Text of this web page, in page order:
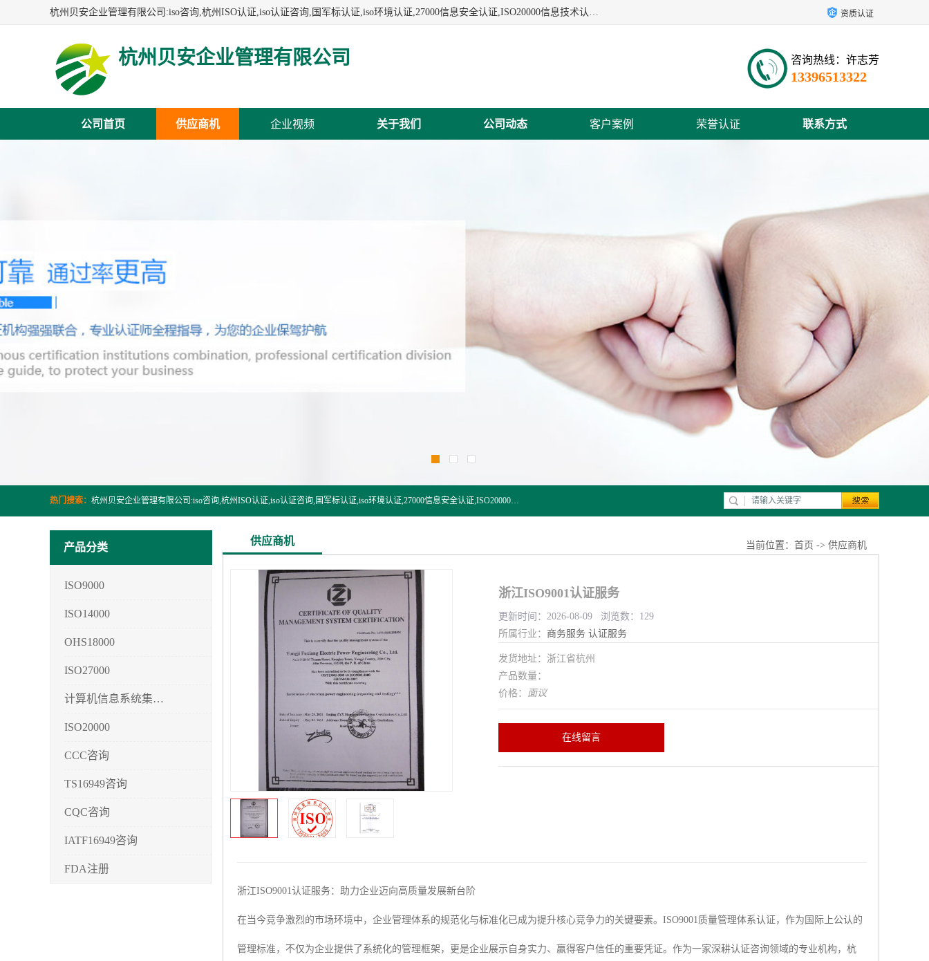
杭州贝安企业管理有限公司:iso咨询,杭州ISO认证,iso认证咨询,国军标认证,iso环境认证,27000信息安全认证,ISO20000信息技术认证,口罩检测报告,32610检测报告,CCRC认证,ISO50001认证,ITSS认证,两化融合认证,出口口罩检测报告等认证代理服务,本公司有近10年的体系咨询经验,能业务覆盖范围南到海南三亚北到新疆阿克苏. 资质认证
杭州贝安企业管理有限公司 咨询热线：许志芳
13396513322
公司首页 供应商机 企业视频 关于我们 公司动态 客户案例 荣誉认证 联系方式
热门搜索： 杭州贝安企业管理有限公司:iso咨询,杭州ISO认证,iso认证咨询,国军标认证,iso环境认证,27000信息安全认证,ISO20000信息技术认证,口罩检测报告,32610检测报告,CCRC认证,ISO50001认证,ITSS认证,两化融合认证,出口口罩检测报告等认证代理服务,本公司有近10年的体系咨询经验,能业务覆盖范围南到海南三亚北到新疆阿克苏.
产品分类
ISO9000
ISO14000
OHS18000
ISO27000
计算机信息系统集成3/4/5
ISO20000
CCC咨询
TS16949咨询
CQC咨询
IATF16949咨询
FDA注册
供应商机 当前位置： 首页 -> 供应商机
浙江ISO9001认证服务
更新时间：2026-08-09 浏览数：129
所属行业： 商务服务 认证服务
发货地址：浙江省杭州
产品数量：
价格： 面议
在线留言
浙江ISO9001认证服务：助力企业迈向高质量发展新台阶
在当今竞争激烈的市场环境中，企业管理体系的规范化与标准化已成为提升核心竞争力的关键要素。ISO9001质量管理体系认证，作为国际上公认的
管理标准，不仅为企业提供了系统化的管理框架，更是企业展示自身实力、赢得客户信任的重要凭证。作为一家深耕认证咨询领域的专业机构，杭